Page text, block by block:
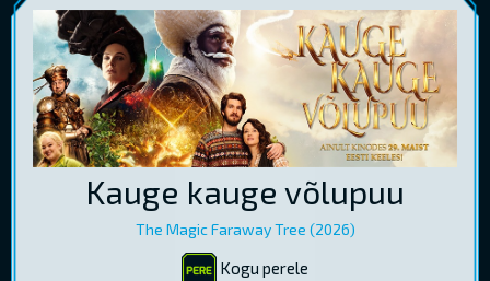
KONVERENTS V-KLUBI
KINKEKAARDID
ENG
Kauge kauge võlupuu
The Magic Faraway Tree (2026)
Kogu perele